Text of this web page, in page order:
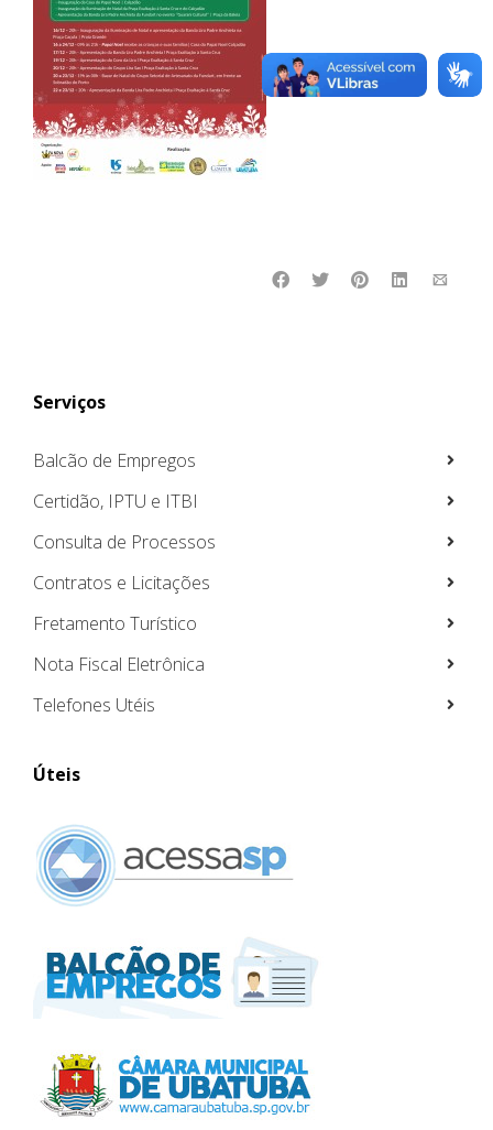
Serviços
Balcão de Empregos
Certidão, IPTU e ITBI
Consulta de Processos
Contratos e Licitações
Fretamento Turístico
Nota Fiscal Eletrônica
Telefones Utéis
Úteis